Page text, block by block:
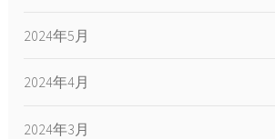
2024年5月
2024年4月
2024年3月